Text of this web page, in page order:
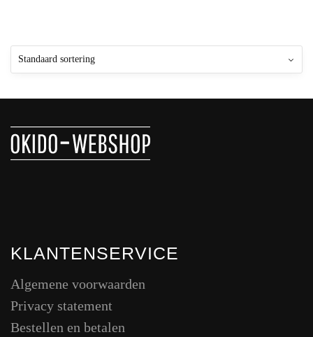
KLANTENSERVICE
Algemene voorwaarden
Privacy statement
Bestellen en betalen